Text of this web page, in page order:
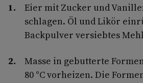
Eier mit Zucker und
schlagen. Öl und Likör
Backpulver versiebtes
Masse in gebutterte
80 °C vorheizen. Die